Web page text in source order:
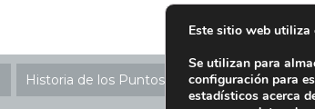
Historia de los Puntos SIGRE Ubicación
Este sitio web utiliza
Se utilizan para
configuración para
estadísticos acerca